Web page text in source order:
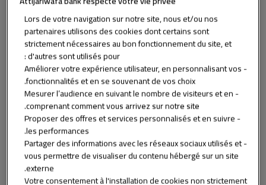
إعادة ضبط
Lors de votre navigation sur notre site, nous et/ou nos
partenaires utilisons des cookies dont certains sont
strictement nécessaires au bon fonctionnement du site, et
d'autres sont utilisés pour :
- Améliorer votre expérience utilisateur, en personnalisant vos
fonctionnalités et en se souvenant de vos choix.
- Mesurer l’audience en suivant le nombre de visiteurs et en
comprenant comment vous arrivez sur notre site.
- Proposer des offres et services personnalisés et en suivre
les performances.
- Partager des informations avec les réseaux sociaux utilisés et
vous permettre de visualiser du contenu hébergé sur un site
externe.
Votre consentement à l'installation de cookies non strictement